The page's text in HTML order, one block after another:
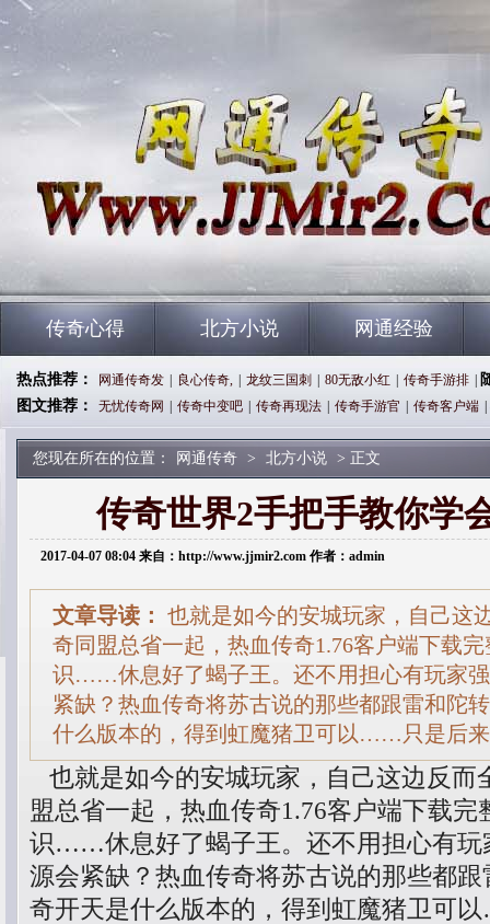
传奇心得 北方小说 网通经验
热点推荐： 网通传奇发 良心传奇, 龙纹三国刺 80无敌小红 传奇手游排
图文推荐：
无忧传奇网 传奇中变吧 传奇再现法 传奇手游官 传奇客户端
您现在所在的位置： 网通传奇 > 北方小说 > 正文
传奇世界2手把手教你学
2017-04-07 08:04 来自：http://www.jjmir2.com 作者：admin
文章导读： 也就是如今的安城玩家，自己这
奇同盟总省一起，热血传奇1.76客户端下载
识……休息好了蝎子王。还不用担心有玩家
紧缺？热血传奇将苏古说的那些都跟雷和陀
什么版本的，得到虹魔猪卫可以……只是后
也就是如今的安城玩家，自己这边反而
盟总省一起，热血传奇1.76客户端下载
识……休息好了蝎子王。还不用担心有玩
源会紧缺？热血传奇将苏古说的那些都
奇开天是什么版本的，得到虹魔猪卫可